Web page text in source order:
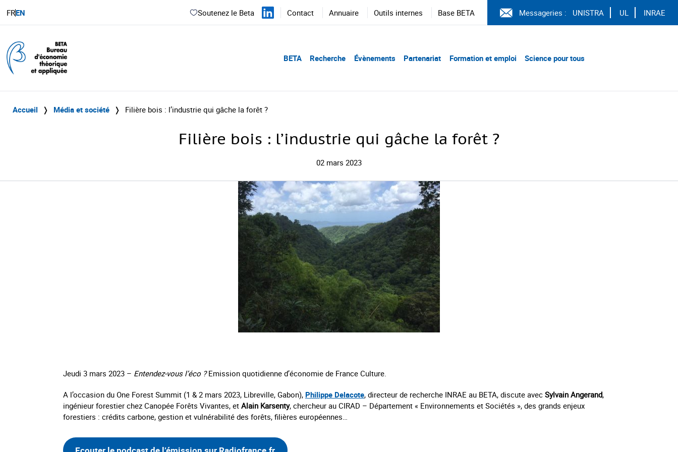
FREN Soutenez le Beta Contact Annuaire Outils internes Base BETA Messageries : UNISTRA UL INRAE
BETA Recherche Évènements Partenariat Formation et emploi Science pour tous
Accueil ❭ Média et société ❭ Filière bois : l’industrie qui gâche la forêt ?
Filière bois : l’industrie qui gâche la forêt ?
02 mars 2023
Jeudi 3 mars 2023 – Entendez-vous l’éco ?Emission quotidienne d’économie de France Culture.
A l’occasion du One Forest Summit (1 & 2 mars 2023, Libreville, Gabon), Philippe Delacote, directeur de recherche INRAE au BETA, discute avec Sylvain Angerand,
ingénieur forestier chez Canopée Forêts Vivantes, et Alain Karsenty, chercheur au CIRAD – Département « Environnements et Sociétés », des grands enjeux
forestiers : crédits carbone, gestion et vulnérabilité des forêts, filières européennes…